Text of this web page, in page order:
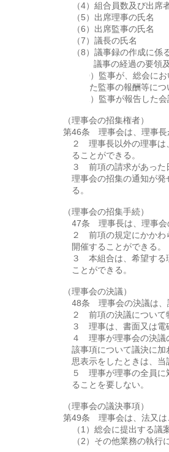
（4）組合員数及び出席
（5）出席理事の氏名
（6）出席監事の氏名
（7）議長の氏名
（8）議事録の作成に係
（9）議事の経過の要
（10）監事が、総会に
た監事の報酬等に
（11）監事が報告した
（理事会の招集権者）
第46条 理事会は、理事長
２ 理事長以外の理事は
ることができる。
３ 前項の請求があった
理事会の招集の通知が
る。
（理事会の招集手続）
第47条 理事長は、理事
２ 前項の規定にかかわ
開催することができる。
３ 本組合は、希望する
ことができる。
（理事会の決議）
第48条 理事会の決議は
２ 前項の決議について
３ 理事は、書面又は電
４ 理事が理事会の決議
該事項について議決に
思表示をしたときは、
５ 理事が理事の全員に
ることを要しない。
（理事会の議決事項）
第49条 理事会は、法又は
（1）総会に提出する議
（2）その他業務の執